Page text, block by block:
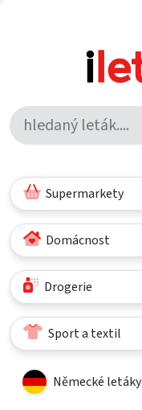
Supermarkety
Domácnost
Drogerie
Sport a textil
Německé letáky